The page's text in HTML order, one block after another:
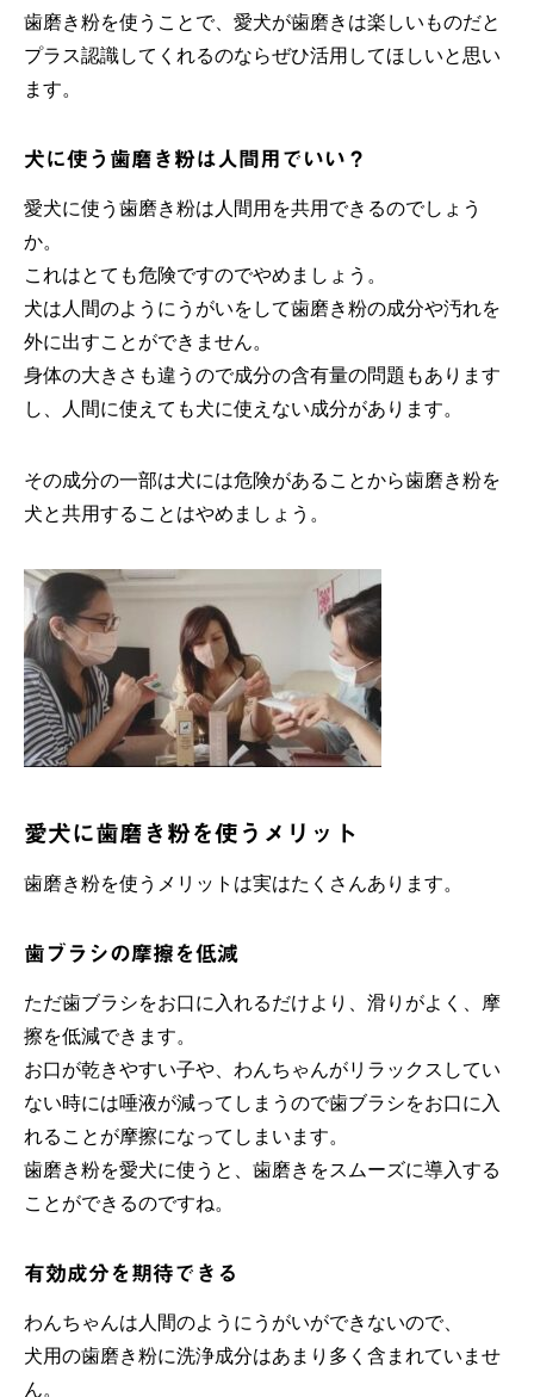
歯磨き粉を使うことで、愛犬が歯磨きは楽しいものだと
プラス認識してくれるのならぜひ活用してほしいと思い
ます。
犬に使う歯磨き粉は人間用でいい？
愛犬に使う歯磨き粉は人間用を共用できるのでしょう
か。
これはとても危険ですのでやめましょう。
犬は人間のようにうがいをして歯磨き粉の成分や汚れを
外に出すことができません。
身体の大きさも違うので成分の含有量の問題もあります
し、人間に使えても犬に使えない成分があります。
その成分の一部は犬には危険があることから歯磨き粉を
犬と共用することはやめましょう。
愛犬に歯磨き粉を使うメリット
歯磨き粉を使うメリットは実はたくさんあります。
歯ブラシの摩擦を低減
ただ歯ブラシをお口に入れるだけより、滑りがよく、摩
擦を低減できます。
お口が乾きやすい子や、わんちゃんがリラックスしてい
ない時には唾液が減ってしまうので歯ブラシをお口に入
れることが摩擦になってしまいます。
歯磨き粉を愛犬に使うと、歯磨きをスムーズに導入する
ことができるのですね。
有効成分を期待できる
わんちゃんは人間のようにうがいができないので、
犬用の歯磨き粉に洗浄成分はあまり多く含まれていませ
ん。